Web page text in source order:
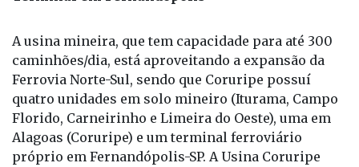
A usina mineira, que tem capacidade para até 300
caminhões/dia, está aproveitando a expansão da
Ferrovia Norte-Sul, sendo que Coruripe possuí
quatro unidades em solo mineiro (Iturama, Campo
Florido, Carneirinho e Limeira do Oeste), uma em
Alagoas (Coruripe) e um terminal ferroviário
próprio em Fernandópolis-SP. A Usina Coruripe